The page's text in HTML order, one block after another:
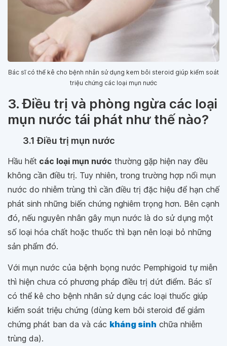
Bác sĩ có thể kê cho bệnh nhân sử dụng kem bôi steroid giúp kiểm soát
triệu chứng các loại mụn nước
3. Điều trị và phòng ngừa các loại
mụn nước tái phát như thế nào?
3.1 Điều trị mụn nước
Hầu hết các loại mụn nước thường gặp hiện nay đều
không cần điều trị. Tuy nhiên, trong trường hợp nổi mụn
nước do nhiễm trùng thì cần điều trị đặc hiệu để hạn chế
phát sinh những biến chứng nghiêm trọng hơn. Bên cạnh
đó, nếu nguyên nhân gây mụn nước là do sử dụng một
số loại hóa chất hoặc thuốc thì bạn nên loại bỏ những
sản phẩm đó.
Với mụn nước của bệnh bọng nước Pemphigoid tự miễn
thì hiện chưa có phương pháp điều trị dứt điểm. Bác sĩ
có thể kê cho bệnh nhân sử dụng các loại thuốc giúp
kiểm soát triệu chứng (dùng kem bôi steroid để giảm
chứng phát ban da và các kháng sinh chữa nhiễm
trùng da).